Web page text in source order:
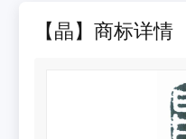
【晶】商标详情